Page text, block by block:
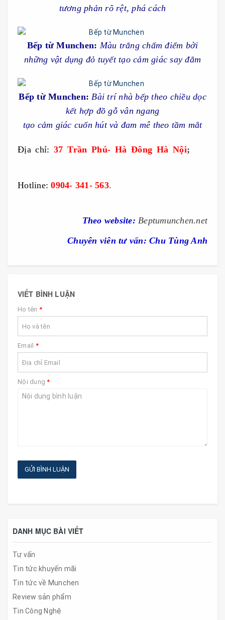
tương phản rõ rệt, phá cách
Bếp từ Munchen: Màu trắng chấm điểm bởi
những vật dụng đỏ tuyết tạo cảm giác say đắm
Bếp từ Munchen: Bài trí nhà bếp theo chiều dọc
kết hợp đồ gỗ vân ngang
tạo cảm giác cuốn hút và đam mê theo tầm mắt
Địa chỉ:37 Trần Phú- Hà Đông Hà Nội;
Hotline: 0904- 341- 563.
Theo website: Beptumunchen.net
Chuyên viên tư vấn: Chu Tùng Anh
VIẾT BÌNH LUẬN
Họ tên *
Email *
Nội dung*
GỬI BÌNH LUẬN
DANH MỤC BÀI VIẾT
Tư vấn
Tin tức khuyến mãi
Tin tức về Munchen
Review sản phẩm
Tin Công Nghệ